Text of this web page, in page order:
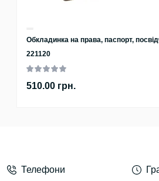
Обкладинка на права, паспорт,
221120
510.00 грн.
Телефони